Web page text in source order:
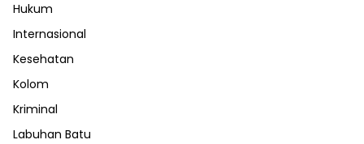
Hukum
Internasional
Kesehatan
Kolom
Kriminal
Labuhan Batu